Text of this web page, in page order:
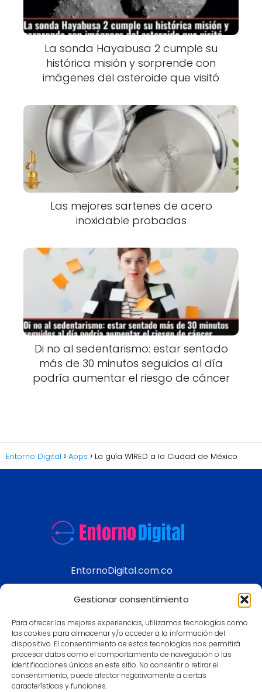
Gestionar consentimiento
Para ofrecer las mejores experiencias, utilizamos tecnologías como
las cookies para almacenar y/o acceder a la información del
dispositivo. El consentimiento de estas tecnologías nos permitirá
procesar datos como el comportamiento de navegación o las
identificaciones únicas en este sitio. No consentir o retirar el
consentimiento, puede afectar negativamente a ciertas
características y funciones.
La sonda Hayabusa 2 cumple su
histórica misión y sorprende con
imágenes del asteroide que visitó
Las mejores sartenes de acero
inoxidable probadas
Di no al sedentarismo: estar sentado
más de 30 minutos seguidos al día
podría aumentar el riesgo de cáncer
Entorno Digital Apps La guía WIRED a la Ciudad de México
EntornoDigital.com.co
modernos
Aviso legal
Política de Privacidad
Política de Cookies
Contacto